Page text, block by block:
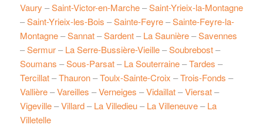
Vaury –Saint-Victor-en-Marche–Saint-Yrieix-la-Montagne
–Saint-Yrieix-les-Bois –Sainte-Feyre–Sainte-Feyre-la-
Montagne–Sannat–Sardent–La Saunière–Savennes
–Sermur–La Serre-Bussière-Vieille–Soubrebost–
Soumans –Sous-Parsat–La Souterraine–Tardes –
Tercillat–Thauron–Toulx-Sainte-Croix –Trois-Fonds –
Vallière–Vareilles –Verneiges –Vidaillat–Viersat–
Vigeville–Villard–La Villedieu–La Villeneuve–La
Villetelle